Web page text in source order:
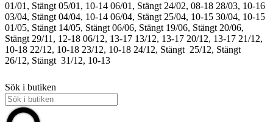
01/01, Stängt 05/01, 10-14 06/01, Stängt 24/02, 08-18 28/03, 10-16
03/04, Stängt 04/04, 10-14 06/04, Stängt 25/04, 10-15 30/04, 10-15
01/05, Stängt 14/05, Stängt 06/06, Stängt 19/06, Stängt 20/06,
Stängt 29/11, 12-18 06/12, 13-17 13/12, 13-17 20/12, 13-17 21/12,
10-18 22/12, 10-18 23/12, 10-18 24/12, Stängt 25/12, Stängt
26/12, Stängt 31/12, 10-13
Sök i butiken